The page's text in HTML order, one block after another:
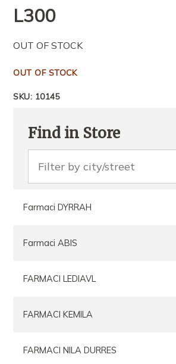
L300
OUT OF STOCK
OUT OF STOCK
SKU: 10145
Find in Store
Farmaci DYRRAH
Farmaci ABIS
FARMACI LEDIAVL
FARMACI KEMILA
FARMACI NILA DURRES